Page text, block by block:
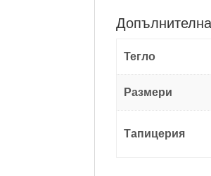
Тегло
Размери
Тапицерия